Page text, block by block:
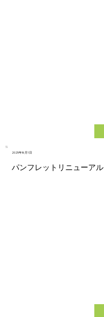
2025年8月1日
パンフレットリニューアル